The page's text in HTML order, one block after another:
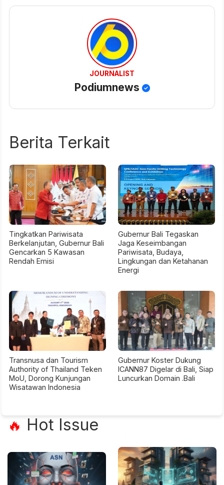
JOURNALIST
Podiumnews
Berita Terkait
Tingkatkan Pariwisata
Berkelanjutan, Gubernur Bali
Gencarkan 5 Kawasan
Rendah Emisi
Gubernur Bali Tegaskan
Jaga Keseimbangan
Pariwisata, Budaya,
Lingkungan dan Ketahanan
Energi
Transnusa dan Tourism
Authority of Thailand Teken
MoU, Dorong Kunjungan
Wisatawan Indonesia
Gubernur Koster Dukung
ICANN87 Digelar di Bali, Siap
Luncurkan Domain .Bali
🔥 Hot Issue